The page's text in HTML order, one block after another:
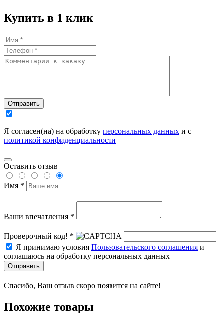
Купить в 1 клик
Отправить
Я согласен(на) на обработку персональных данных и с
политикой конфиденциальности
Оставить отзыв
Имя *
Ваши впечатления *
Проверочный код! *
Я принимаю условия Пользовательского соглашения и
соглашаюсь на обработку персональных данных
Отправить
Спасибо, Ваш отзыв скоро появится на сайте!
Похожие товары